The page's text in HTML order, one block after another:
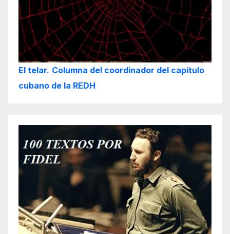
El telar. Columna del coordinador del capítulo
cubano de la REDH